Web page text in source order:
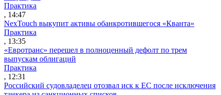
Практика
, 14:47
NexTouch выкупит активы обанкротившегося «Кванта»
Практика
, 13:35
«Евротранс» перешел в полноценный дефолт по трем
выпускам облигаций
Практика
, 12:31
Российский судовладелец отозвал иск к ЕС после исключения